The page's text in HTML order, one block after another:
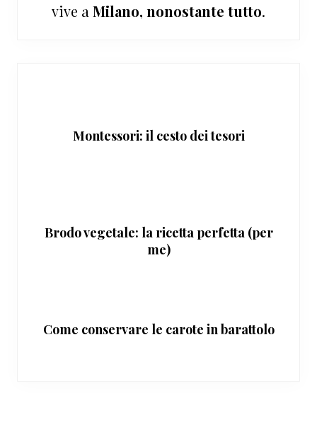
vive a Milano, nonostante tutto.
Montessori: il cesto dei tesori
Brodo vegetale: la ricetta perfetta (per
me)
Come conservare le carote in barattolo